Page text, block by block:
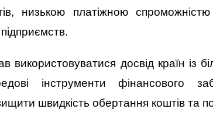
низькою платіжною
використовуватися досвід країн із
інструменти фінансового
швидкість обертання коштів та